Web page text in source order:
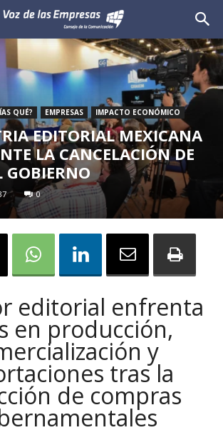
QUÉ? EMPRESAS IMPACTO ECONÓMICO
EDITORIAL MEXICANA
LA CANCELACIÓN DE
GOBIERNO
0
editorial enfrenta
en producción,
y
tras la
de compras